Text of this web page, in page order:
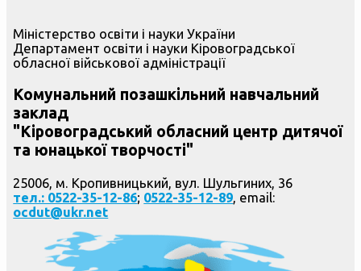
Міністерство освіти і науки України
Департамент освіти і науки Кіровоградської
обласної військової адміністрації
Комунальний позашкільний навчальний
заклад
"Кіровоградський обласний центр дитячої
та юнацької творчості"
25006, м. Кропивницький, вул. Шульгиних, 36
тел.: 0522-35-12-86; 0522-35-12-89, email:
ocdut@ukr.net